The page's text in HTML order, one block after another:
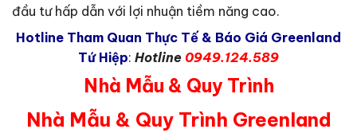
đầu tư hấp dẫn với lợi nhuận tiềm năng cao.
Hotline Tham Quan Thực Tế & Báo Giá Greenland
Tứ Hiệp: Hotline 0949.124.589
Nhà Mẫu & Quy Trình
Nhà Mẫu & Quy Trình Greenland